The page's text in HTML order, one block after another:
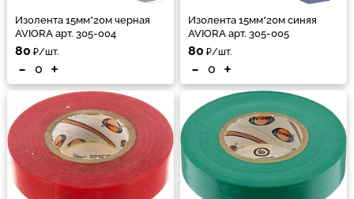
Изолента 15мм*20м черная
AVIORA арт. 305-004
80 ₽/шт.
- +
Изолента 15мм*20м синяя
AVIORA арт. 305-005
80 ₽/шт.
- +